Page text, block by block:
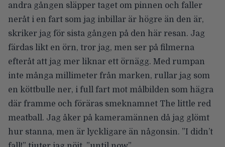
andra gången släpper taget om pinnen och faller
neråt i en fart som jag inbillar är högre än den är,
skriker jag för sista gången på den här resan. Jag
färdas likt en örn, tror jag, men ser på filmerna
efteråt att jag mer liknar ett örnägg. Med rumpan
inte många millimeter från marken, rullar jag som
en köttbulle ner, i full fart mot målbilden som hägra
där framme och föräras smeknamnet The little red
meatball. Jag åker på kameramännen då jag glömt
hur stanna, men är lyckligare än någonsin. ”I didn’t